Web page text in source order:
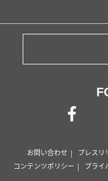
お問い合わせ プレスリ
コンテンツポリシー
プライ